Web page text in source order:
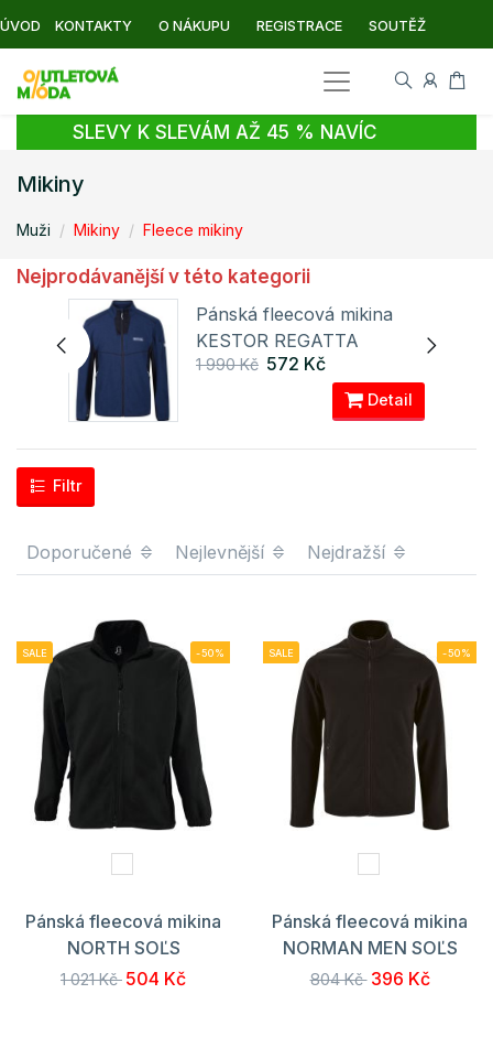
ÚVOD KONTAKTY O NÁKUPU REGISTRACE SOUTĚŽ
SLEVY K SLEVÁM AŽ 45 % NAVÍC
Mikiny
Muži Mikiny Fleece mikiny
Nejprodávanější v této kategorii
Pánská fleecová mikina
KESTOR REGATTA
1 990 Kč 572 Kč
Detail
Filtr
Doporučené Nejlevnější Nejdražší
SALE -50%
Pánská fleecová mikina
NORTH SOĽS
1 021 Kč 504 Kč
SALE -50%
Pánská fleecová mikina
NORMAN MEN SOĽS
804 Kč 396 Kč